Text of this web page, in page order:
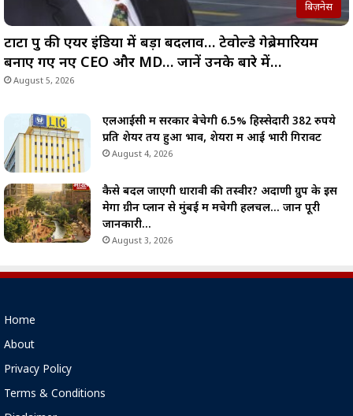
बिज़नेस
टाटा ग्रुप की एयर इंडिया में बड़ा बदलाव… टेवोल्डे गेब्रेमारियम
बनाए गए नए CEO और MD… जानें उनके बारे में…
August 5, 2026
एलआईसी में सरकार बेचेगी 6.5% हिस्सेदारी 382 रुपये
प्रति शेयर तय हुआ भाव, शेयरों में आई भारी गिरावट
August 4, 2026
कैसे बदल जाएगी धारावी की तस्वीर? अदाणी ग्रुप के इस
मेगा ग्रीन प्लान से मुंबई में मचेगी हलचल… जानें पूरी
जानकारी…
August 3, 2026
Home
About
Privacy Policy
Terms & Conditions